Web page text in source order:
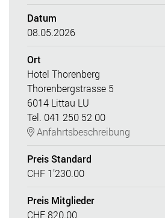
Datum
08.05.2026
Ort
Hotel Thorenberg
Thorenbergstrasse 5
6014 Littau LU
Tel. 041 250 52 00
Anfahrtsbeschreibung
Preis Standard
CHF 1’230.00
Preis Mitglieder
CHF 820.00